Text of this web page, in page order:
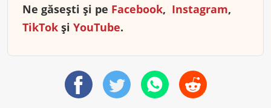
Ne găsești și pe Facebook, Instagram,
TikTok și YouTube.